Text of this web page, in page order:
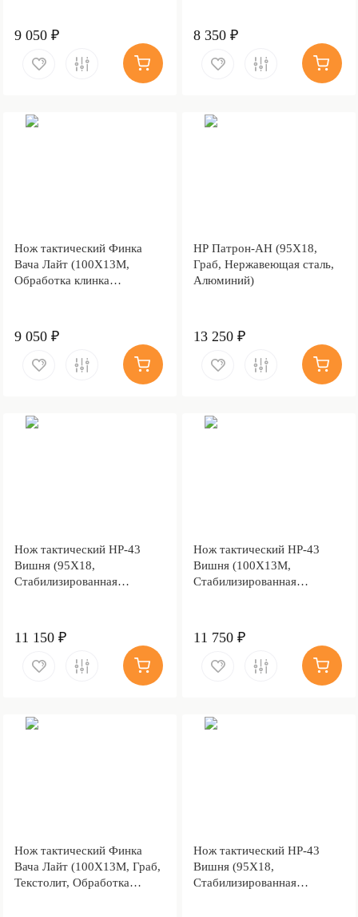
9 050 ₽ 8 350 ₽
Нож тактический Финка
Вача Лайт (100Х13М,
Обработка клинка
9 050 ₽
НР Патрон-АН (95Х18,
Граб, Нержавеющая сталь,
Алюминий)
13 250 ₽
Нож тактический НР-43
Вишня (95Х18,
Стабилизированная
Stonewash)
11 150 ₽
Нож тактический НР-43
Вишня (100Х13М,
Стабилизированная
Stonewash)
11 750 ₽
Нож тактический Финка
Вача Лайт (100Х13М, Граб,
Текстолит, Обработка
Нож тактический НР-43
Вишня (95Х18,
Стабилизированная